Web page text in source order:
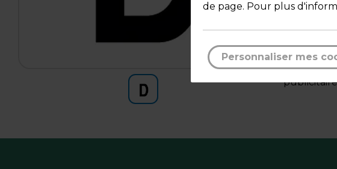
Lettre
Une
de page. Pour plus
Personnaliser mes